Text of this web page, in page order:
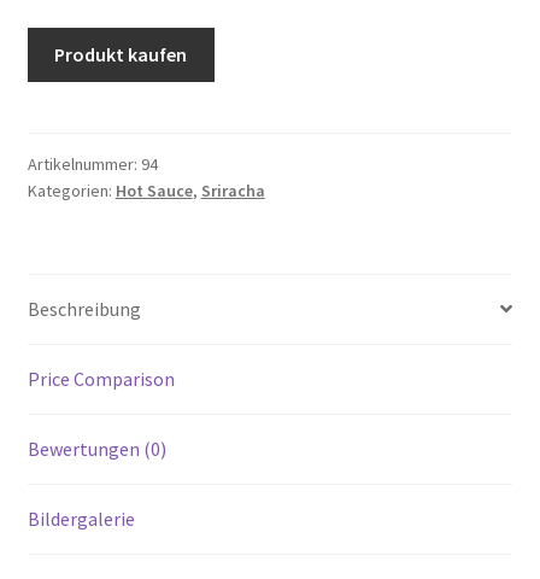
Produkt kaufen
Artikelnummer: 94
Kategorien: Hot Sauce, Sriracha
Beschreibung
Price Comparison
Bewertungen (0)
Bildergalerie